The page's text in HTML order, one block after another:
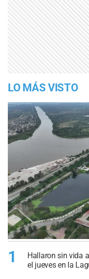
LO MÁS VISTO
1
Hallaron sin vida
el jueves en la